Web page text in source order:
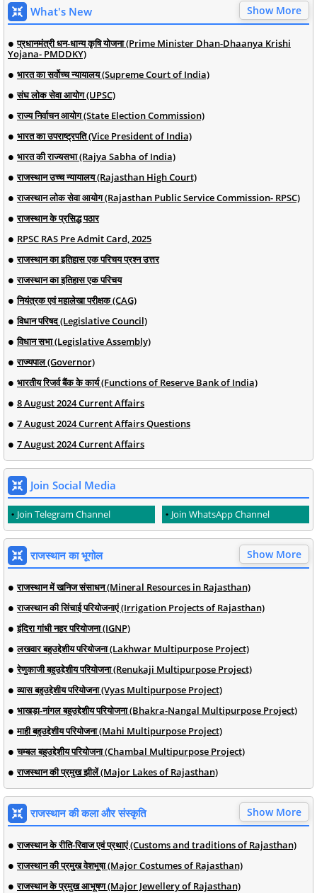
What's New Show More
प्रधानमंत्री धन-धान्य कृषि योजना (Prime Minister Dhan-Dhaanya Krishi
Yojana- PMDDKY)
भारत का सर्वोच्च न्यायालय (Supreme Court of India)
संघ लोक सेवा आयोग (UPSC)
राज्य निर्वाचन आयोग (State Election Commission)
भारत का उपराष्ट्रपति (Vice President of India)
भारत की राज्यसभा (Rajya Sabha of India)
राजस्थान उच्च न्यायालय (Rajasthan High Court)
राजस्थान लोक सेवा आयोग (Rajasthan Public Service Commission- RPSC)
राजस्थान के प्रसिद्ध पठार
RPSC RAS Pre Admit Card, 2025
राजस्थान का इतिहास एक परिचय प्रश्न उत्तर
राजस्थान का इतिहास एक परिचय
नियंत्रक एवं महालेखा परीक्षक (CAG)
विधान परिषद (Legislative Council)
विधान सभा (Legislative Assembly)
राज्यपाल (Governor)
भारतीय रिजर्व बैंक के कार्य (Functions of Reserve Bank of India)
8 August 2024 Current Affairs
7 August 2024 Current Affairs Questions
7 August 2024 Current Affairs
Join Social Media
Join Telegram Channel Join WhatsApp Channel
राजस्थान का भूगोल Show More
राजस्थान में खनिज संसाधन (Mineral Resources in Rajasthan)
राजस्थान की सिंचाई परियोजनाएं (Irrigation Projects of Rajasthan)
इंदिरा गांधी नहर परियोजना (IGNP)
लखवार बहुउद्देशीय परियोजना (Lakhwar Multipurpose Project)
रेणुकाजी बहुउद्देशीय परियोजना (Renukaji Multipurpose Project)
व्यास बहुउद्देशीय परियोजना (Vyas Multipurpose Project)
भाखड़ा-नांगल बहुउद्देशीय परियोजना (Bhakra-Nangal Multipurpose Project)
माही बहुउद्देशीय परियोजना (Mahi Multipurpose Project)
चम्बल बहुउद्देशीय परियोजना (Chambal Multipurpose Project)
राजस्थान की प्रमुख झीलें (Major Lakes of Rajasthan)
राजस्थान की कला और संस्कृति Show More
राजस्थान के रीति-रिवाज एवं प्रथाएं (Customs and traditions of Rajasthan)
राजस्थान की प्रमुख वेशभूषा (Major Costumes of Rajasthan)
राजस्थान के प्रमुख आभूषण (Major Jewellery of Rajasthan)